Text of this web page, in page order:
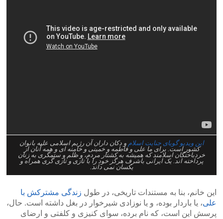
این ویدیو گویای جنایت اسلام و دکان داران آن رژیم اسلامی علیه بانوان
کشور است. برای ما علی و فاطمه و خمینی و خامنه ای و همه آنان از
خردباختگان اسلامند که همیشه به کشتار مردم، و ظلم و ستمگری به زنان
پرداخته اند. یک ایرانی باشرف هرگز خود را با تازی و تازی گری همراه و
یکسان نمی داند.
این خانم، بنا به مستندات تاریخی، در طول زندگی مشترکش با
علی، یا باردار بوده، و یا نوزادی شیرخوار در بغل داشته است. حال،
پرسش این است، که نام برده، سوای کنیزی و کلفتی و ارضای